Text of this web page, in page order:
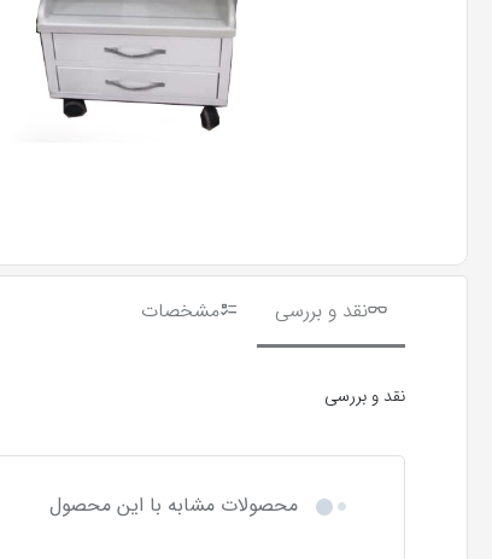
نقد و بررسی مشخصات
نقد و بررسی
محصولات مشابه با این محصول